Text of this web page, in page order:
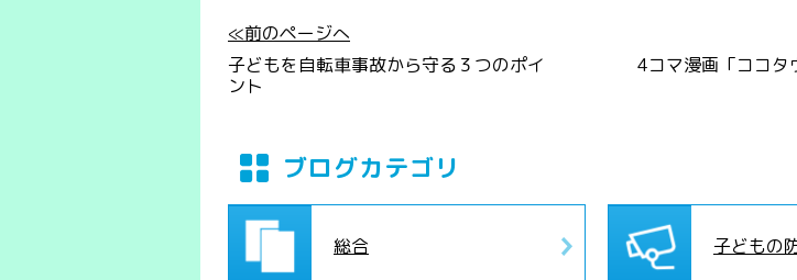
≪前のページへ
子どもを自転車事故から守る３つのポイ
ント
4コマ漫画「ココタ
ブログカテゴリ
総合 子どもの